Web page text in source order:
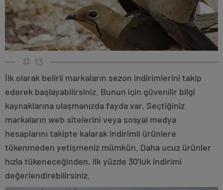
13
İlk olarak belirli markaların sezon indirimlerini takip
ederek başlayabilirsiniz. Bunun için güvenilir bilgi
kaynaklarına ulaşmanızda fayda var. Seçtiğiniz
markaların web sitelerini veya sosyal medya
hesaplarını takipte kalarak indirimli ürünlere
tükenmeden yetişmeniz mümkün. Daha ucuz ürünler
hızla tükeneceğinden, ilk yüzde 30’luk indirimi
değerlendirebilirsiniz.